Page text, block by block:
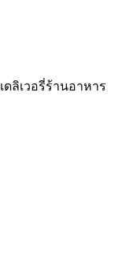
ลิเวอรี่ร้านอาหาร